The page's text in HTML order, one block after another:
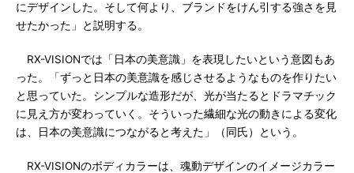
にデザインした。そして何より、ブランドをけん引する強さを見
せたかった」と説明する。
RX-VISIONでは「日本の美意識」を表現したいという意図もあ
った。「ずっと日本の美意識を感じさせるようなものを作りたい
と思っていた。シンプルな造形だが、光が当たるとドラマチック
に見え方が変わっていく。そういった繊細な光の動きによる変化
は、日本の美意識につながると考えた」（同氏）という。
RX-VISIONのボディカラーは、魂動デザインのイメージカラー